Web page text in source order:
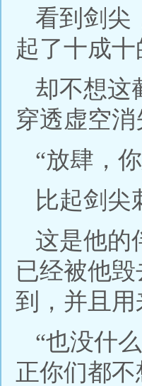
看到剑尖
起了十成
却不想这
穿透虚空消
“放肆，
比起剑尖
这是他的
已经被他
到，并且用
“也没什
正你们都